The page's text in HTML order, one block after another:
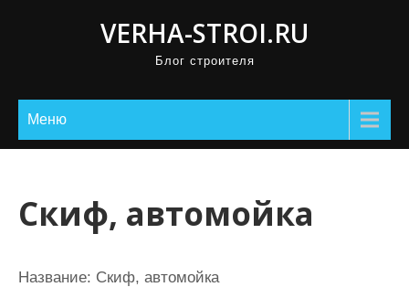
VERHA-STROI.RU
Блог строителя
Меню
Скиф, автомойка
Название: Скиф, автомойка